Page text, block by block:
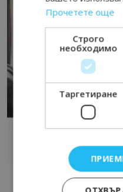
Прочетете още
Строго
необходимо
Таргетиране